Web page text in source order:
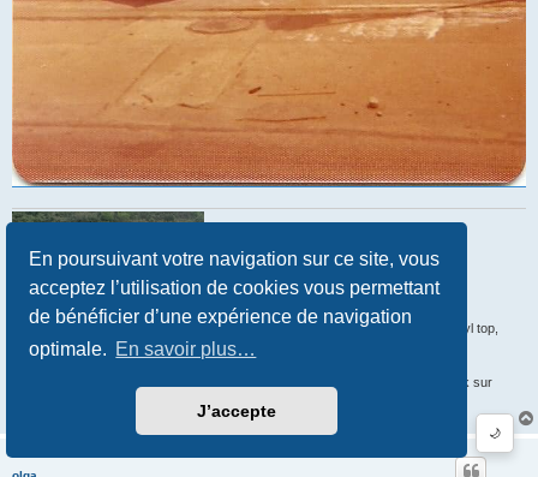
En poursuivant votre navigation sur ce site, vous
acceptez l’utilisation de cookies vous permettant
de bénéficier d’une expérience de navigation
optimale. En savoir plus…
J’accepte
🌙
'71 Dodge Demon, B2 bright blue metallic, slant-six, A-833 4speed on floor, vinyl top,
front disk brakes, bucket seats.
Comme disait Confucius : "Mieux vaut un Slant-six qui démarre qu'un big-block sur